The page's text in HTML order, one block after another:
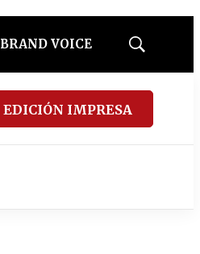
BRAND VOICE
Mostrar
EDICIÓN IMPRESA